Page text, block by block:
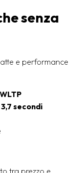
senza
e performance
3,7 secondi